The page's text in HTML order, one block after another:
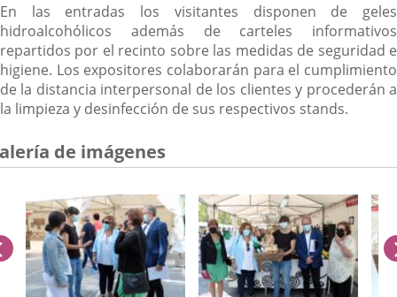
En las entradas los visitantes disponen de geles
hidroalcohólicos además de carteles informativos
repartidos por el recinto sobre las medidas de seguridad e
higiene. Los expositores colaborarán para el cumplimiento
de la distancia interpersonal de los clientes y procederán a
la limpieza y desinfección de sus respectivos stands.
de imágenes
anterior